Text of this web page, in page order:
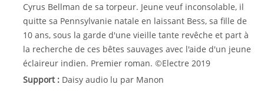
Cyrus Bellman de sa torpeur. Jeune veuf inconsolable, il
quitte sa Pennsylvanie natale en laissant Bess, sa fille de
10 ans, sous la garde d'une vieille tante revêche et part à
la recherche de ces bêtes sauvages avec l'aide d'un jeune
éclaireur indien. Premier roman. ©Electre 2019
Support : Daisy audio lu par Manon